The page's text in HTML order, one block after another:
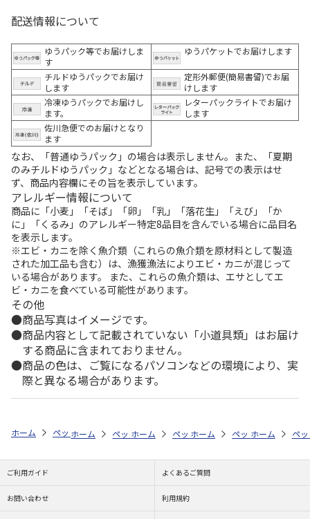
配送情報について
ゆうパック等でお届けしま
す
ゆうパケットでお届けします
チルドゆうパックでお届け
します
定形外郵便(簡易書留)でお届
けします
冷凍ゆうパックでお届けし
ます。
レターパックライトでお届け
します
佐川急便でのお届けとなり
ます
なお、「普通ゆうパック」の場合は表示しません。また、「夏期
のみチルドゆうパック」などとなる場合は、記号での表示はせ
ず、商品内容欄にその旨を表示しています。
アレルギー情報について
商品に「小麦」「そば」「卵」「乳」「落花生」「えび」「か
に」「くるみ」のアレルギー特定8品目を含んでいる場合に品目名
を表示します。
※エビ・カニを除く魚介類（これらの魚介類を原材料として製造
された加工品も含む）は、漁獲漁法によりエビ・カニが混じって
いる場合があります。 また、これらの魚介類は、エサとしてエ
ビ・カニを食べている可能性があります。
その他
商品写真はイメージです。
商品内容として記載されていない「小道具類」はお届け
する商品に含まれておりません。
商品の色は、ご覧になるパソコンなどの環境により、実
際と異なる場合があります。
ホーム ペットストア ケージ・飼育その他用品 ケース（昆虫用）
ホーム ペットストア ケージ・飼育その他用品 ケー
ホーム ペットストア ケージ・飼育その
ホーム ペットストア ケ
ホーム ペ
ご利用ガイド よくあるご質問
お問い合わせ 利用規約